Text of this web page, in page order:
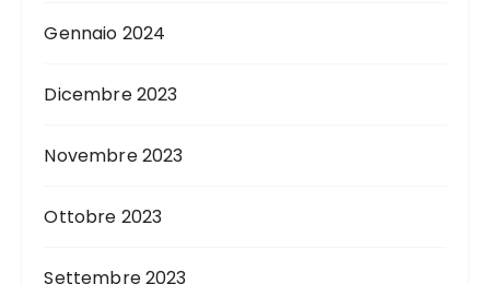
Gennaio 2024
Dicembre 2023
Novembre 2023
Ottobre 2023
Settembre 2023